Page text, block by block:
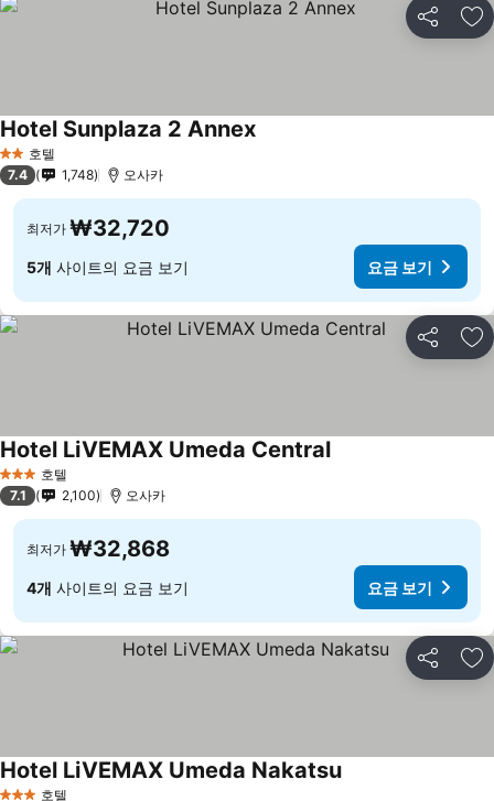
공유 즐
2 성급호텔
Hotel Sunplaza 2 Annex요금 보기
7.4 1,748 오사카
최저가 ₩32,720
5개 사이트의 요금 보기 요금 보기
공유 즐
3 성급 호텔
Hotel LiVEMAX Umeda Central요금 보기
7.1 2,100 오사카
최저가 ₩32,868
4개 사이트의 요금 보기 요금 보기
공유 즐
호텔
Hotel LiVEMAX Umeda Nakatsu요금 보기